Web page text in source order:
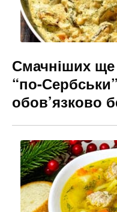
Смачніших ще
“по-
обов’язково